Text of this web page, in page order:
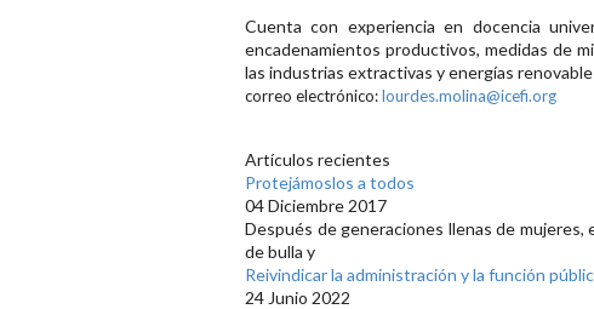
Cuenta con experiencia en docencia
encadenamientos productivos, medidas de
las industrias extractivas y energías
correo electrónico:lourdes.molina@icefi.org
Artículos recientes
Protejámoslos a todos
04 Diciembre 2017
Después de generaciones llenas de mujeres,
de bulla y
Reivindicar la administración y la función
24 Junio 2022